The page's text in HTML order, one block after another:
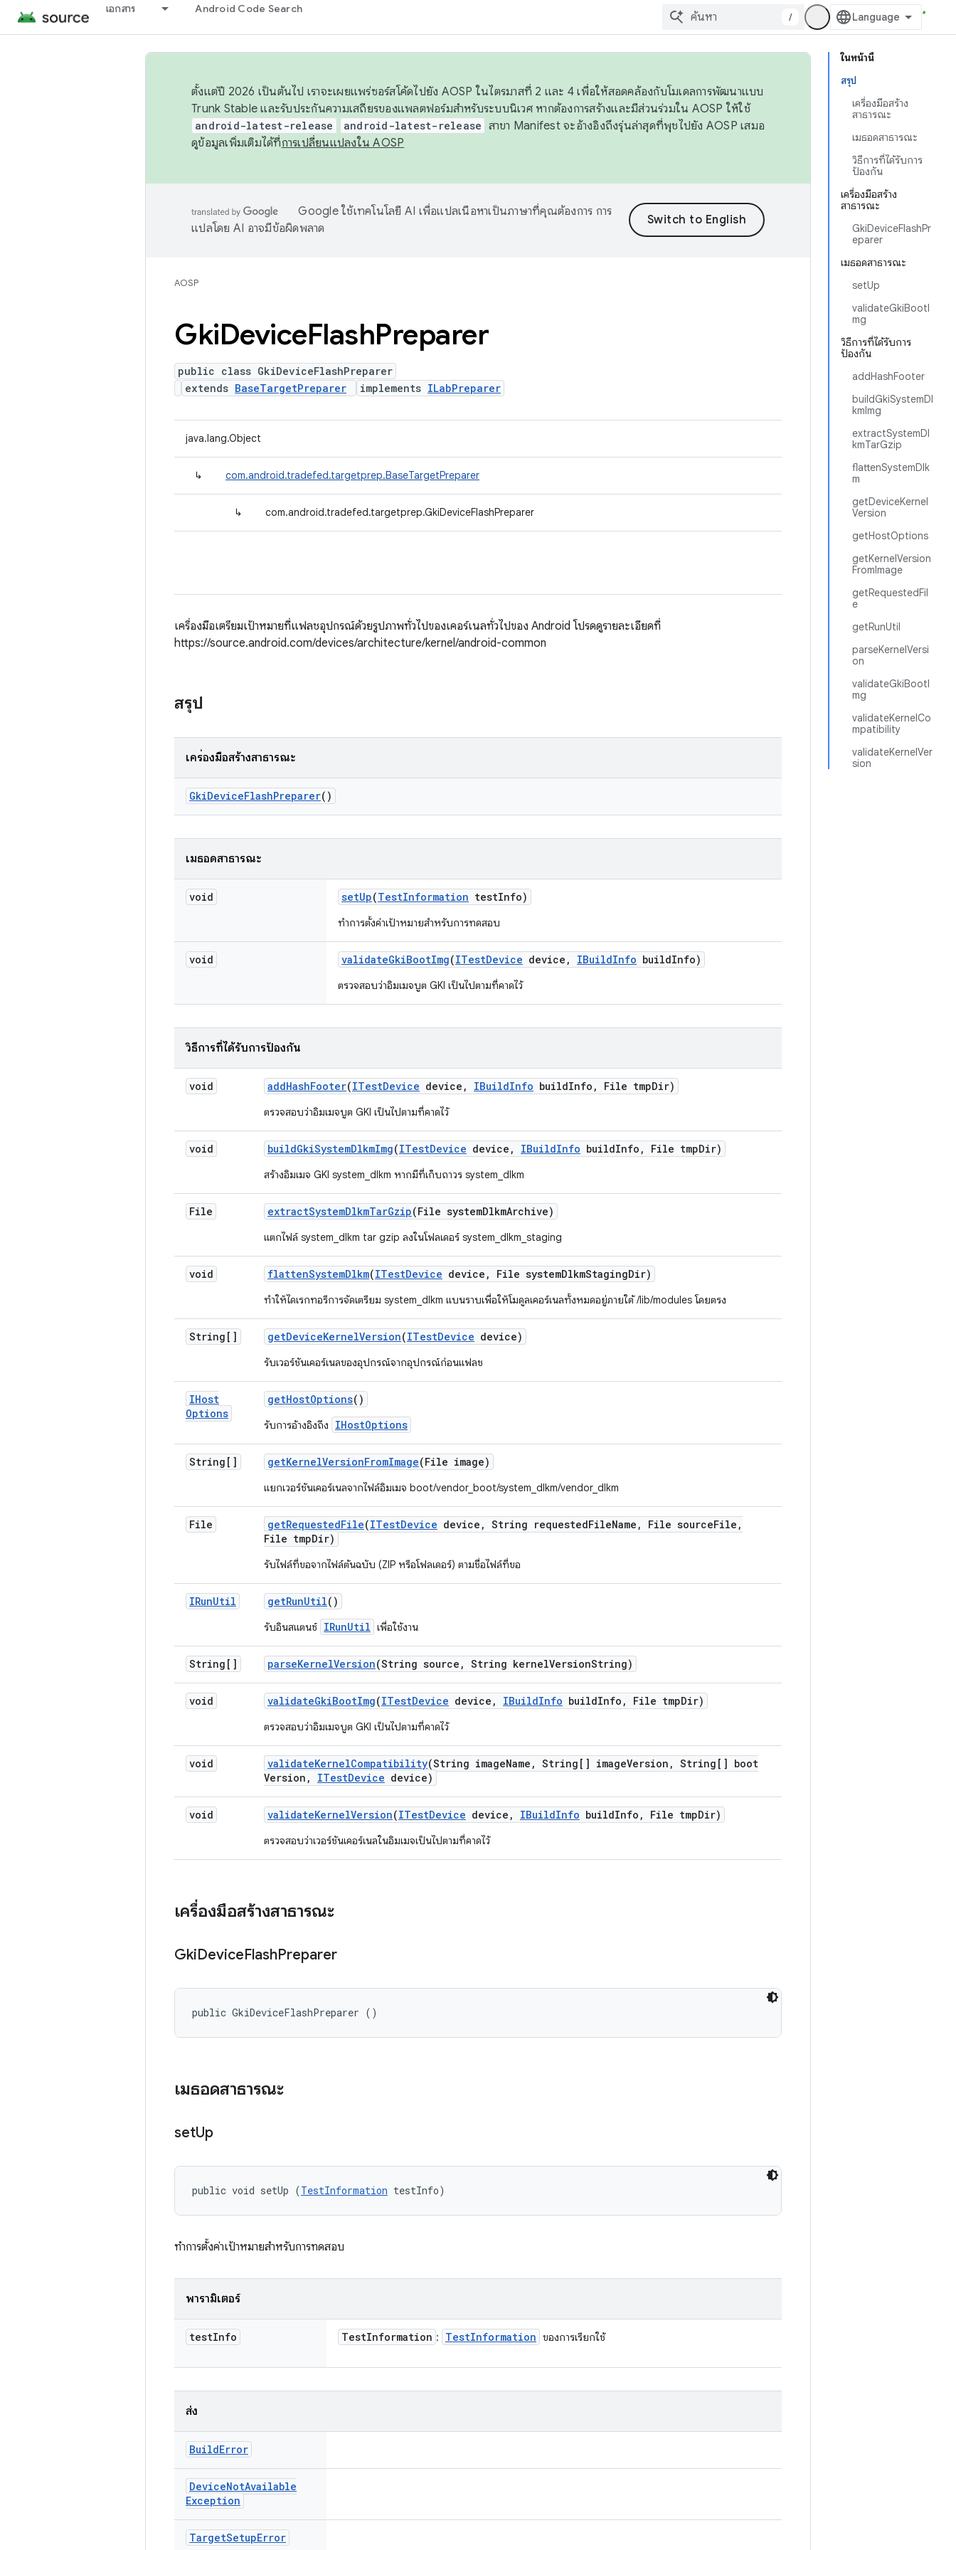
เอกสาร Android Code Search
/
ในหน้านี้
สรุป
เครื่องมือสร้าง
สาธารณะ
เมธอดสาธารณะ
วิธีการที่ได้รับการ
ป้องกัน
เครื่องมือสร้าง
สาธารณะ
GkiDeviceFlashPr
eparer
เมธอดสาธารณะ
setUp
validateGkiBootI
mg
วิธีการที่ได้รับการ
ป้องกัน
addHashFooter
buildGkiSystemDl
kmImg
extractSystemDl
kmTarGzip
flattenSystemDlk
m
getDeviceKernel
Version
getHostOptions
getKernelVersion
FromImage
getRequestedFil
e
getRunUtil
parseKernelVersi
on
validateGkiBootI
mg
validateKernelCo
mpatibility
validateKernelVer
sion
ตั้งแต่ปี 2026 เป็นต้นไป เราจะเผยแพร่ซอร์สโค้ดไปยัง AOSP ในไตรมาสที่ 2 และ 4 เพื่อให้สอดคล้องกับโมเดลการพัฒนาแบบ
Trunk Stable และรับประกันความเสถียรของแพลตฟอร์มสำหรับระบบนิเวศ หากต้องการสร้างและมีส่วนร่วมใน AOSP ให้ใช้
android-latest-release android-latest-release สาขา Manifest จะอ้างอิงถึงรุ่นล่าสุดที่พุชไปยัง AOSP เสมอ
ดูข้อมูลเพิ่มเติมได้ที่การเปลี่ยนแปลงใน AOSP
Google ใช้เทคโนโลยี AI เพื่อแปลเนื้อหาเป็นภาษาที่คุณต้องการ การ
แปลโดย AI อาจมีข้อผิดพลาด
AOSP
GkiDeviceFlashPreparer
public class GkiDeviceFlashPreparer
extends BaseTargetPreparer implements ILabPreparer
java.lang.Object
↳ com.android.tradefed.targetprep.BaseTargetPreparer
↳ com.android.tradefed.targetprep.GkiDeviceFlashPreparer
เครื่องมือเตรียมเป้าหมายที่แฟลชอุปกรณ์ด้วยรูปภาพทั่วไปของเคอร์เนลทั่วไปของ Android โปรดดูรายละเอียดที่
https://source.android.com/devices/architecture/kernel/android-common
สรุป
เครื่องมือสร้างสาธารณะ
GkiDeviceFlashPreparer()
เมธอดสาธารณะ
void setUp(TestInformation testInfo)
ทำการตั้งค่าเป้าหมายสำหรับการทดสอบ
void validateGkiBootImg(ITestDevice device , IBuildInfo buildInfo)
ตรวจสอบว่าอิมเมจบูต GKI เป็นไปตามที่คาดไว้
วิธีการที่ได้รับการป้องกัน
void addHashFooter(ITestDevice device , IBuildInfo buildInfo , File tmpDir)
ตรวจสอบว่าอิมเมจบูต GKI เป็นไปตามที่คาดไว้
void buildGkiSystemDlkmImg(ITestDevice device , IBuildInfo buildInfo , File tmpDir)
สร้างอิมเมจ GKI system_dlkm หากมีที่เก็บถาวร system_dlkm
File extractSystemDlkmTarGzip(File systemDlkmArchive)
แตกไฟล์ system_dlkm tar gzip ลงในโฟลเดอร์ system_dlkm_staging
void flattenSystemDlkm(ITestDevice device , File systemDlkmStagingDir)
ทำให้ไดเรกทอรีการจัดเตรียม system_dlkm แบนราบเพื่อให้โมดูลเคอร์เนลทั้งหมดอยู่ภายใต้ /lib/modules โดยตรง
String[] getDeviceKernelVersion(ITestDevice device)
รับเวอร์ชันเคอร์เนลของอุปกรณ์จากอุปกรณ์ก่อนแฟลช
IHost
Options
getHostOptions()
รับการอ้างอิงถึง IHostOptions
String[] getKernelVersionFromImage(File image)
แยกเวอร์ชันเคอร์เนลจากไฟล์อิมเมจ boot/vendor_boot/system_dlkm/vendor_dlkm
File getRequestedFile(ITestDevice device , String requestedFileName , File sourceFile ,
File tmpDir)
รับไฟล์ที่ขอจากไฟล์ต้นฉบับ (ZIP หรือโฟลเดอร์) ตามชื่อไฟล์ที่ขอ
IRunUtil getRunUtil()
รับอินสแตนซ์ IRunUtil เพื่อใช้งาน
String[] parseKernelVersion(String source , String kernelVersionString)
void validateGkiBootImg(ITestDevice device , IBuildInfo buildInfo , File tmpDir)
ตรวจสอบว่าอิมเมจบูต GKI เป็นไปตามที่คาดไว้
void validateKernelCompatibility(String imageName , String[] imageVersion , String[] boot
Version , ITestDevice device)
void validateKernelVersion(ITestDevice device , IBuildInfo buildInfo , File tmpDir)
ตรวจสอบว่าเวอร์ชันเคอร์เนลในอิมเมจเป็นไปตามที่คาดไว้
เครื่องมือสร้างสาธารณะ
GkiDeviceFlashPreparer
public GkiDeviceFlashPreparer ()
เมธอดสาธารณะ
setUp
public void setUp (TestInformation testInfo)
ทำการตั้งค่าเป้าหมายสำหรับการทดสอบ
พารามิเตอร์
testInfo TestInformation : TestInformation ของการเรียกใช้
ส่ง
BuildError
DeviceNotAvailable
Exception
TargetSetupError